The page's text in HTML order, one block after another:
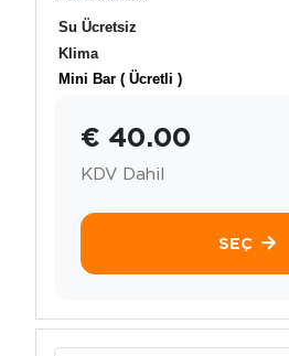
Su Ücretsiz
Klima
Mini Bar ( Ücretli )
€ 40.00
KDV Dahil
SEÇ